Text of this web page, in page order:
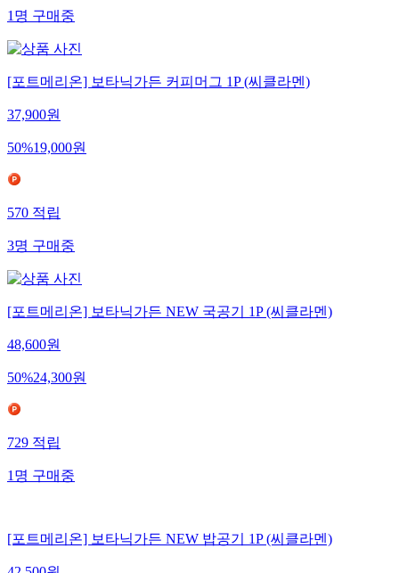
1명구매중
[포트메리온] 보타닉가든 커피머그 1P (씨클라멘)
37,900원
50%19,000원
570적립
3명구매중
[포트메리온] 보타닉가든 NEW 국공기 1P (씨클라멘)
48,600원
50%24,300원
729적립
1명구매중
[포트메리온] 보타닉가든 NEW 밥공기 1P (씨클라멘)